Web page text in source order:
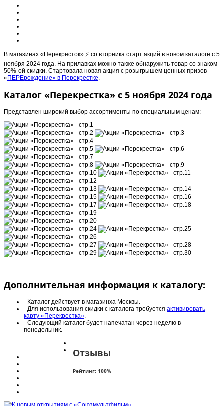
В магазинах «Перекресток» ⚡️ со вторника старт акций в новом каталоге с 5
ноября 2024 года. На прилавках можно также обнаружить товар со знаком
50%-ой скидки. Стартовала новая акция с розыгрышем ценных призов
« ПЕРЕрождение» в Перекрестке.
Каталог «Перекрестка» с 5 ноября 2024 года
Представлен широкий выбор ассортименты по специальным ценам:
Дополнительная информация к каталогу:
- Каталог действует в магазинха Москвы.
- Для использования скидки с каталога требуется активировать
карту «Перекрестка».
- Следующий каталог будет напечатан через неделю в
понедельник.
Отзывы
Рейтинг:100%